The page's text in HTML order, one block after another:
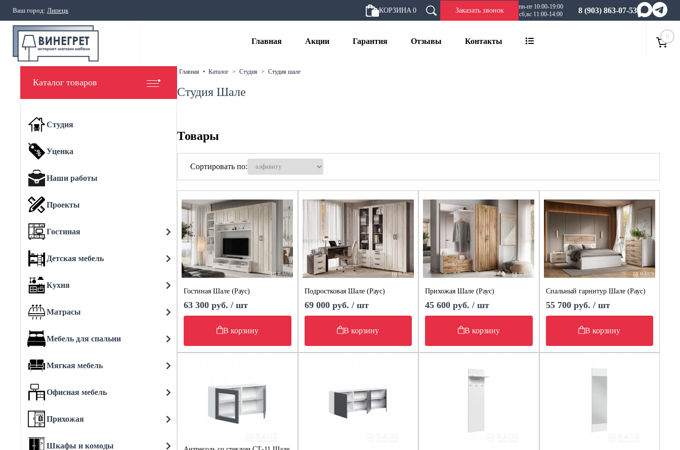
Ваш город: Липецк КОРЗИНА 0 Заказать звонок
пн-пт 10:00-19:00
сб,вс 11:00-14:00
8 (903) 863-07-53
Главная Акции Гарантия Отзывы Контакты
0
Каталог товаров
Студия
Уценка
Наши работы
Проекты
Гостиная
Детская мебель
Кухня
Матрасы
Мебель для спальни
Мягкая мебель
Офисная мебель
Прихожая
Шкафы и комоды
главная • каталог > студия > студия шале
Студия Шале
Товары
Сортировать по:
Гостиная Шале (Раус)
63 300 руб. / шт
В корзину
Подростковая Шале (Раус)
69 000 руб. / шт
В корзину
Прихожая Шале (Раус)
45 600 руб. / шт
В корзину
Спальный гарнитур Шале (Раус)
55 700 руб. / шт
В корзину